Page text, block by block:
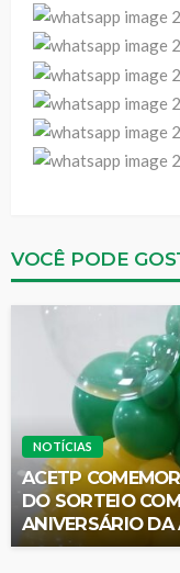
VOCÊ PODE
NOTÍCIAS
ACETP
DO SORTEIO
ANIVERSÁRIO DA